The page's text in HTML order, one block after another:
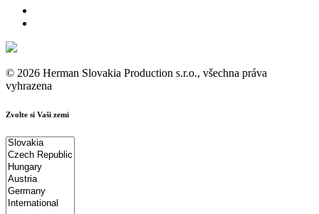
© 2026 Herman Slovakia Production s.r.o., všechna práva
vyhrazena
Zvolte si Vaši zemi